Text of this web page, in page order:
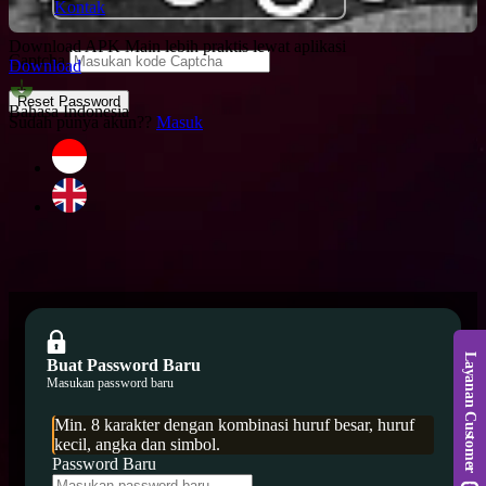
Kontak
Download APK Main lebih praktis lewat aplikasi
Download
Bahasa Indonesia
Captcha
Reset Password
Sudah punya akun?? Masuk
Buat Password Baru
Masukan password baru
Min. 8 karakter dengan kombinasi huruf besar, huruf
kecil, angka dan simbol.
Password Baru